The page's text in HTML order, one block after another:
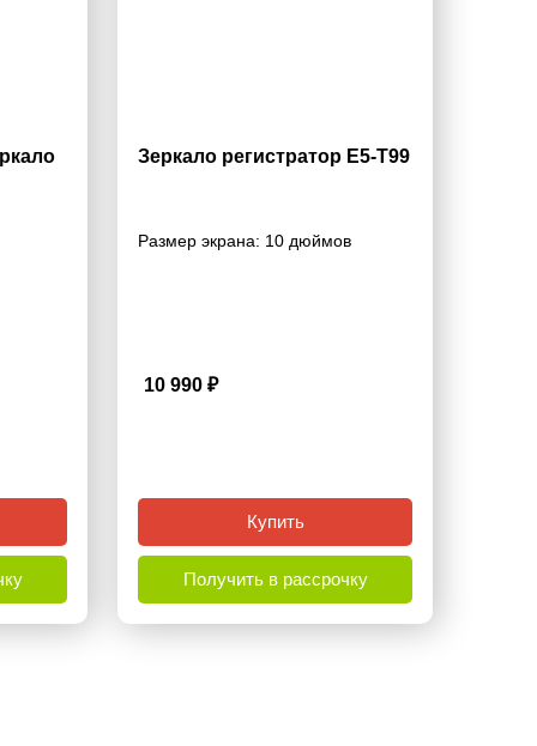
Зеркало регистратор E5-T99
Размер экрана: 10 дюймов
10 990 ₽
Купить
Получить в рассрочку